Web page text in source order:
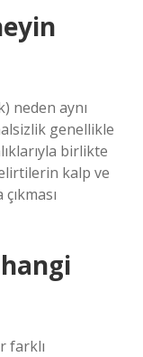
neden aynı
genellikle
birlikte
kalp ve
farklı